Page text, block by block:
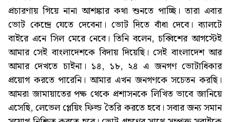
প্রচারণায় গিয়ে নানা আশঙ্কার কথা শুনতে পাচ্ছি। তারা এবার
ভোট কেন্দ্রে যেতে দেবেনা। ভোট দিতে বাঁধা দেবে। ব্যালটে
বাইরে এনে সিল মেরে নেবে। তিনি বলেন, চব্বিশের আগস্টেই
আমার সেই বাংলাদেশকে বিদায় দিয়েছি। সেই বাংলাদেশ আর
আমার দেখতে চাইনা। ১৪, ১৮, ২৪ এ জনগণ ভোটাধিকার
প্রয়োগ করতে পারেনি। আমার এখন জনগণকে সচেতন করছি।
আমরা জামায়াতের পক্ষ থেকে প্রশাসনকে লিখিত ভাবে জানিয়ে
এসেছি, লেভেল প্লেয়িং ফিল্ড তৈরি করতে হবে। সবার জন্য সমান